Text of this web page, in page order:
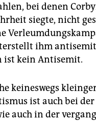
bei denen
siegte, nicht
ihm
ist kein Antisemit.
keineswegs
ist auch bei
auch in der